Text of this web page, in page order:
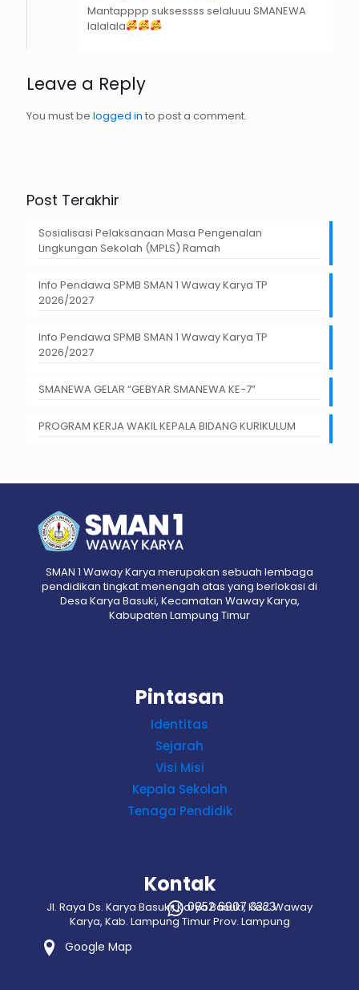
Mantapppp suksessss selaluuu SMANEWA
lalalala
Leave a Reply
You must be logged in to post a comment.
Post Terakhir
Sosialisasi Pelaksanaan Masa Pengenalan
Lingkungan Sekolah (MPLS) Ramah
Info Pendawa SPMB SMAN 1 Waway Karya TP
2026/2027
Info Pendawa SPMB SMAN 1 Waway Karya TP
2026/2027
SMANEWA GELAR “GEBYAR SMANEWA KE-7”
PROGRAM KERJA WAKIL KEPALA BIDANG KURIKULUM
SMAN 1 Waway Karya merupakan sebuah lembaga
pendidikan tingkat menengah atas yang berlokasi di
Desa Karya Basuki, Kecamatan Waway Karya,
Kabupaten Lampung Timur
Pintasan
Identitas
Sejarah
Visi Misi
Kepala Sekolah
Tenaga Pendidik
Kontak
Jl. Raya Ds. Karya Basuki, Karya Basuki, Kec. Waway
Karya, Kab. Lampung Timur Prov. Lampung
Google Map
0852 6907 3323